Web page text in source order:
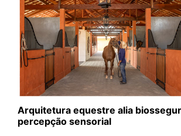
Arquitetura equestre alia
percepção sensorial